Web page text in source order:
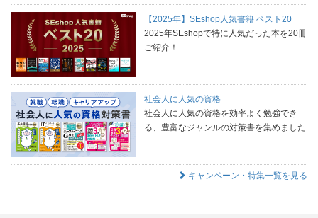
【2025年】SEshop人気書籍 ベスト20
2025年SEshopで特に人気だった本を20冊
ご紹介！
社会人に人気の資格
社会人に人気の資格を効率よく勉強でき
る、豊富なジャンルの対策書を集めました
キャンペーン・特集一覧を見る